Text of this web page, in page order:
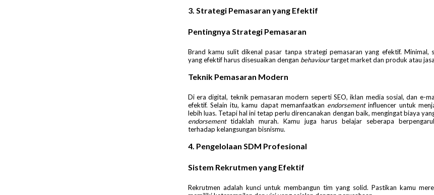
3. Strategi Pemasaran yang Efektif
Pentingnya Strategi Pemasaran
Brand kamu sulit dikenal pasar tanpa strategi pemasaran yang efektif. Minimal,
yang efektif harus disesuaikan dengan behaviourtarget market dan produk atau
Teknik Pemasaran Modern
Di era digital, teknik pemasaran modern seperti SEO, iklan media sosial, dan e-
efektif. Selain itu, kamu dapat memanfaatkan endorsementinfluencer untuk
lebih luas​. Tetapi hal ini tetap perlu direncanakan dengan baik, mengingat biaya
endorsementtidaklah murah. Kamu juga harus belajar seberapa
terhadap kelangsungan bisnismu.
4. Pengelolaan SDM Profesional
Sistem Rekrutmen yang Efektif
Rekrutmen adalah kunci untuk membangun tim yang solid. Pastikan kamu